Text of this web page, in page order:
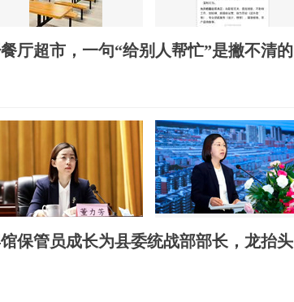
厅超市，一句“给别人帮忙”是撇不清的
保管员成长为县委统战部部长，龙抬头